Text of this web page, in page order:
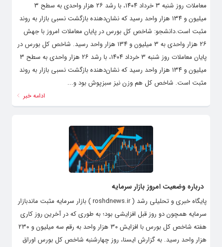
معاملات روز شنبه ۳ خرداد ۱۴۰۴، با رشد ۲۶ هزار واحدی به سطح ۳
میلیون و ۱۳۴ هزار واحد رسید که نشان‌دهنده بازگشت نسبی بازار به روند
مثبت است.دانشجو: شاخص کل بورس در پایان معاملات امروز با جهش
۲۶ هزار واحدی به ۳ میلیون و ۱۳۴ هزار واحد رسید. شاخص کل بورس در
پایان معاملات روز شنبه ۳ خرداد ۱۴۰۴، با رشد ۲۶ هزار واحدی به سطح ۳
میلیون و ۱۳۴ هزار واحد رسید که نشان‌دهنده بازگشت نسبی بازار به روند
مثبت است. شاخص کل هم وزن نیز سبزپوش بود و...
ادامه خبر
درباره وضعیت امروز بازار سرمایه
پایگاه خبری و تحلیلی رشد ( roshdnews.ir ) بازار سرمایه مثبت ماندبازار
سرمایه همچون دو روز قبل افزایشی بود؛ به طوری که در آخرین روز کاری
هفته شاخص کل بورس با افزایش ۳۰ هزار واحد به رقم سه میلیون و ۲۳۰
هزار واحد رسید. به گزارش ایسنا، روز چهارشنبه شاخص کل بورس اوراق